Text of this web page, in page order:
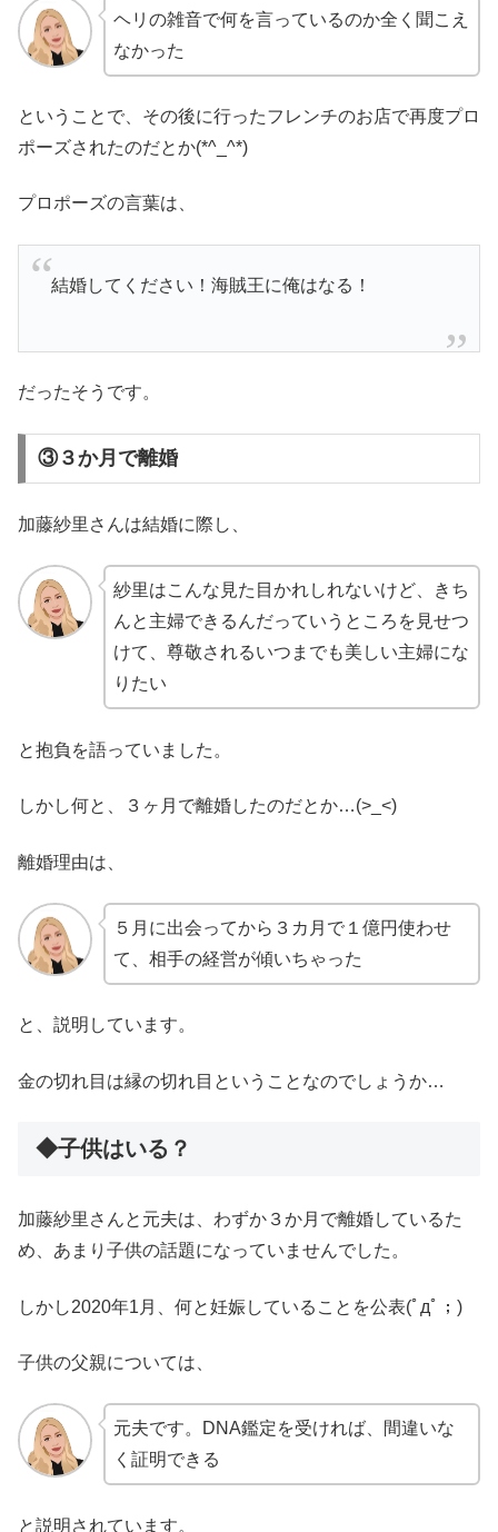
ヘリの雑音で何を言っているのか全く聞こえ
なかった
ということで、その後に行ったフレンチのお店で再度プロ
ポーズされたのだとか(*^_^*)
プロポーズの言葉は、
結婚してください！海賊王に俺はなる！
だったそうです。
③３か月で離婚
加藤紗里さんは結婚に際し、
紗里はこんな見た目かれしれないけど、きち
んと主婦できるんだっていうところを見せつ
けて、尊敬されるいつまでも美しい主婦にな
りたい
と抱負を語っていました。
しかし何と、３ヶ月で離婚したのだとか…(>_<)
離婚理由は、
５月に出会ってから３カ月で１億円使わせ
て、相手の経営が傾いちゃった
と、説明しています。
金の切れ目は縁の切れ目ということなのでしょうか…
◆子供はいる？
加藤紗里さんと元夫は、わずか３か月で離婚しているた
め、あまり子供の話題になっていませんでした。
しかし2020年1月、何と妊娠していることを公表(ﾟдﾟ；)
子供の父親については、
元夫です。DNA鑑定を受ければ、間違いな
く証明できる
と説明されています。